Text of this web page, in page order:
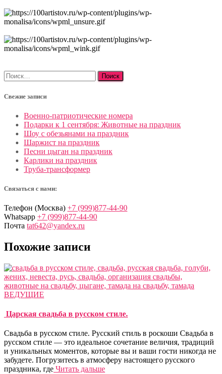
Найти:
Свежие записи
Военно-патриотические номера
Подарки к 1 сентября: Животные на праздник
Шоу с обезьянами на праздник
Шаржист на праздник
Песни цыган на праздник
Карлики на праздник
Труба-трансформер
Связаться с нами:
Телефон (Москва) +7 (999)877-44-90
Whatsapp +7 (999)877-44-90
Почта tat642@yandex.ru
Похожие записи
ВЕДУЩИЕ
Царская свадьба в русском стиле.
Свадьба в русском стиле. Русский стиль в роскоши Cвадьба в
русском стиле — это идеальное сочетание величия, традиций
и уникальных моментов, которые вы и ваши гости никогда не
забудете. Погрузитесь в атмосферу настоящего русского
праздника, где Читать дальше